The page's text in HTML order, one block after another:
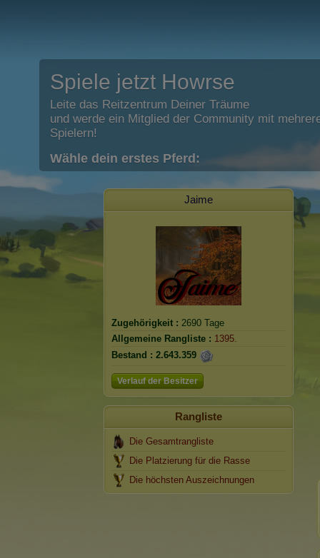
Spiele jetzt Howrse
Leite das Reitzentrum Deiner Träume
und werde ein Mitglied der Community mit
Spielern!
Wähle dein erstes Pferd:
Jaime
Zugehörigkeit : 2690 Tage
Allgemeine Rangliste : 1395.
Bestand : 2.643.359
Verlauf der Besitzer
Rangliste
Die Gesamtrangliste
Die Platzierung für die Rasse
Die höchsten Auszeichnungen